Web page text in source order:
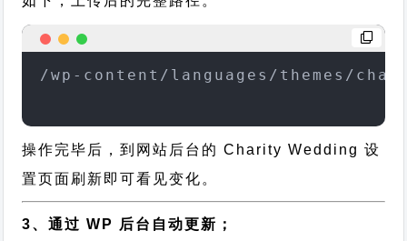
/wp-content/languages/themes/
操作完毕后，到网站后台的 Charity Wedding 设
置页面刷新即可看见变化。
3、通过 WP 后台自动更新；